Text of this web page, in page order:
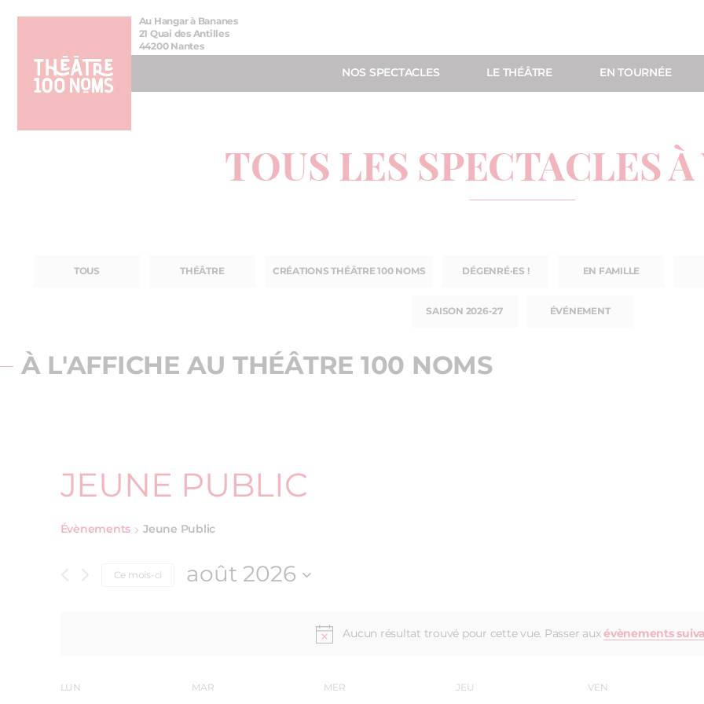
Aller
Aller au
Au Hangar à Bananes
21 Quai des Antilles
44200 Nantes
NOS SPECTACLES LE THÉÂTRE EN TOURNÉE
TOUS LES SPECTACLES
TOUS THÉÂTRE CRÉATIONS THÉÂTRE 100 NOMS DÉGENRÉ·ES ! EN FAMILLE
SAISON 2026-27 ÉVÉNEMENT
À L'AFFICHE AU THÉÂTRE 100 NOMS
Aucun résultat trouvé pour cette vue. Passer aux évènements
JEUNE PUBLIC
Évènements Jeune Public
Ce mois-ci août 2026
LUN MAR MER JEU VEN